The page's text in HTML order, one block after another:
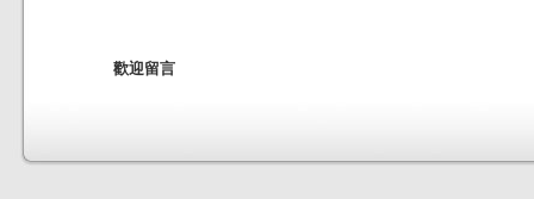
歡迎留言